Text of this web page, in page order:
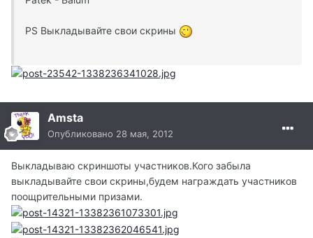
PS Выкладывайте свои скрины
Amsta
Опубликовано 28 мая, 2012
Выкладываю скриншоты участников.Кого забыла
выкладывайте свои скрины,будем награждать участников
поощрительными призами.